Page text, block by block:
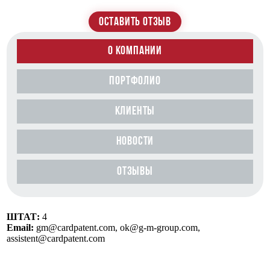
ОСТАВИТЬ ОТЗЫВ
О КОМПАНИИ
ПОРТФОЛИО
КЛИЕНТЫ
НОВОСТИ
ОТЗЫВЫ
ШТАТ: 4
Email: gm@cardpatent.com, ok@g-m-group.com,
assistent@cardpatent.com